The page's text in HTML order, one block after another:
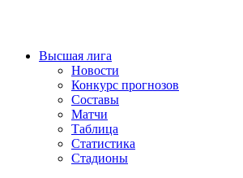
Высшая лига
Новости
Конкурс прогнозов
Составы
Матчи
Таблица
Статистика
Стадионы